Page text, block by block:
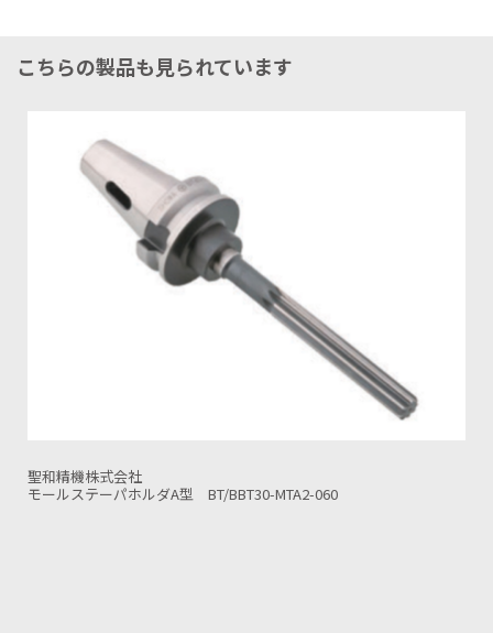
こちらの製品も見られています
MTA2-060
モールステーパホルダA型 BT/